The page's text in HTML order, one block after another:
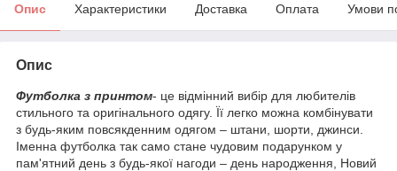
Опис Характеристики Доставка Оплата Умови
Опис
Футболка з принтом- це відмінний вибір для любителів
стильного та оригінального одягу. Її легко можна комбінувати
з будь-яким повсякденним одягом – штани, шорти, джинси.
Іменна футболка так само стане чудовим подарунком у
пам'ятний день з будь-якої нагоди – день народження, Новий